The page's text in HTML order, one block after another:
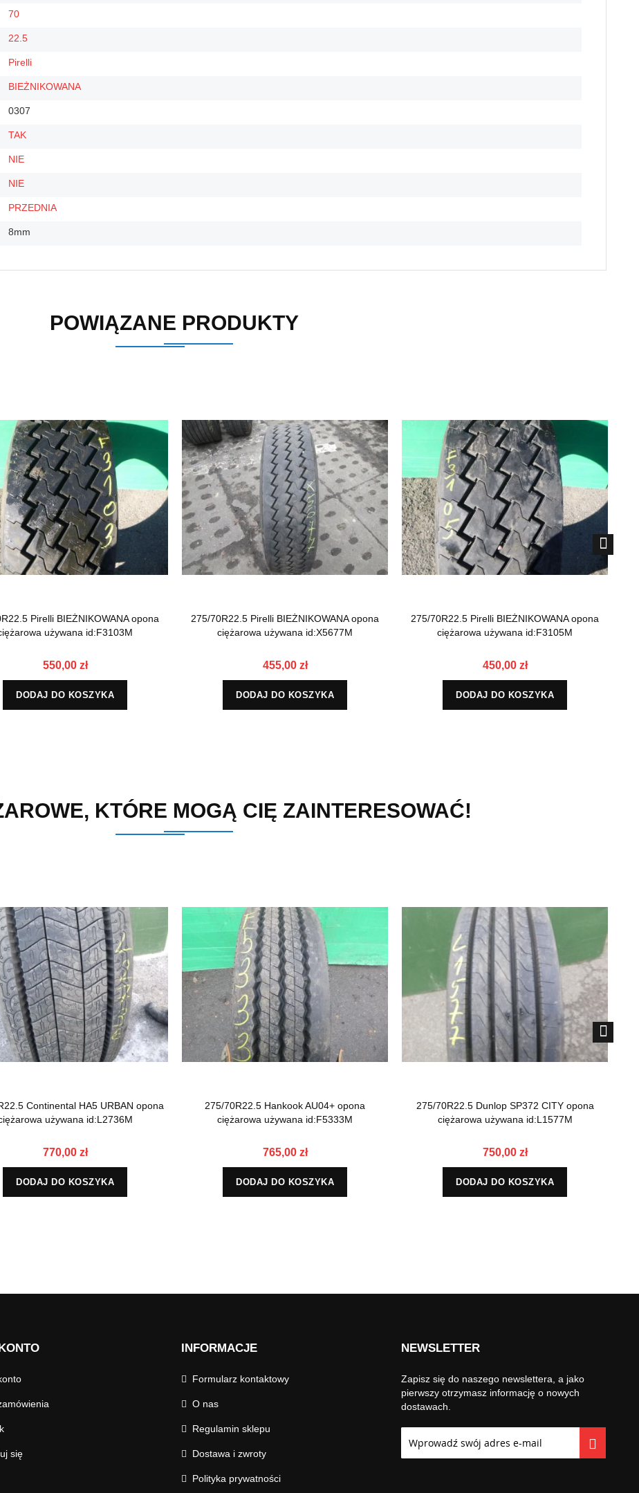
70
22.5
Pirelli
BIEŻNIKOWANA
0307
TAK
NIE
NIE
PRZEDNIA
8mm
POWIĄZANE PRODUKTY
Pirelli BIEŻNIKOWANA opona
używana id:F3103M
550,00 zł
DODAJ DO KOSZYKA
275/70R22.5 Pirelli BIEŻNIKOWANA opona
ciężarowa używana id:X5677M
455,00 zł
DODAJ DO KOSZYKA
275/70R22.5 Pirelli BIEŻNIKOWANA opona
ciężarowa używana id:F3105M
450,00 zł
DODAJ DO KOSZYKA
KTÓRE MOGĄ CIĘ ZAINTERESOWAĆ!
Continental HA5 URBAN opona
używana id:L2736M
770,00 zł
DODAJ DO KOSZYKA
275/70R22.5 Hankook AU04+ opona
ciężarowa używana id:F5333M
765,00 zł
DODAJ DO KOSZYKA
275/70R22.5 Dunlop SP372 CITY opona
ciężarowa używana id:L1577M
750,00 zł
DODAJ DO KOSZYKA
się
INFORMACJE
Formularz kontaktowy
O nas
Regulamin sklepu
Dostawa i zwroty
Polityka prywatności
NEWSLETTER
Zapisz się do naszego newslettera, a jako
pierwszy otrzymasz informację o nowych
dostawach.
nasz
newsletter: